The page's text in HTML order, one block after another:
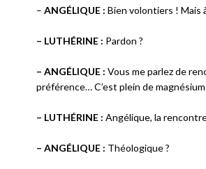
– ANGÉLIQUE : Bien volontiers ! Mais
– LUTHÉRINE : Pardon ?
– ANGÉLIQUE : Vous me parlez de
préférence… C’est plein de magnésium
– LUTHÉRINE : Angélique, la
– ANGÉLIQUE : Théologique ?